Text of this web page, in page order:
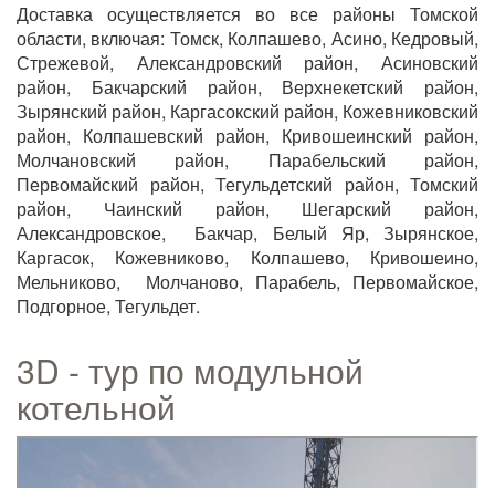
Доставка осуществляется во все районы Томской
области, включая: Томск, Колпашево, Асино, Кедровый,
Стрежевой, Александровский район, Асиновский
район, Бакчарский район, Верхнекетский район,
Зырянский район, Каргасокский район, Кожевниковский
район, Колпашевский район, Кривошеинский район,
Молчановский район, Парабельский район,
Первомайский район, Тегульдетский район, Томский
район, Чаинский район, Шегарский район,
Александровское, Бакчар, Белый Яр, Зырянское,
Каргасок, Кожевниково, Колпашево, Кривошеино,
Мельниково, Молчаново, Парабель, Первомайское,
Подгорное, Тегульдет.
3D - тур по модульной
котельной